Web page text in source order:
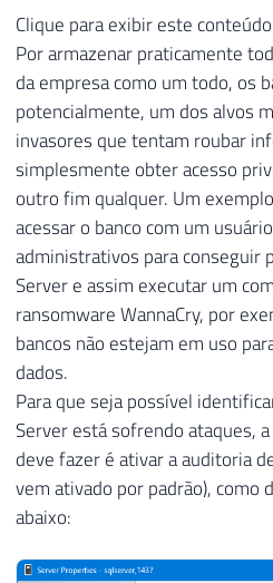
Clique para exibir este conteúdo
Por armazenar praticamente
da empresa como um todo, os
potencialmente, um dos alvos
invasores que tentam roubar
simplesmente obter acesso
outro fim qualquer. Um
acessar o banco com um
administrativos para conseguir
Server e assim executar um
ransomware WannaCry, por
bancos não estejam em uso
dados.
Para que seja possível
Server está sofrendo ataques,
deve fazer é ativar a auditoria
vem ativado por padrão), como
abaixo: